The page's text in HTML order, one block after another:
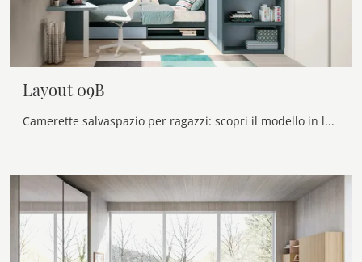
Layout 09B
Camerette salvaspazio per ragazzi: scopri il modello in laccato opaco Layout 09B di Doimo Cityline per stanzette moderne.